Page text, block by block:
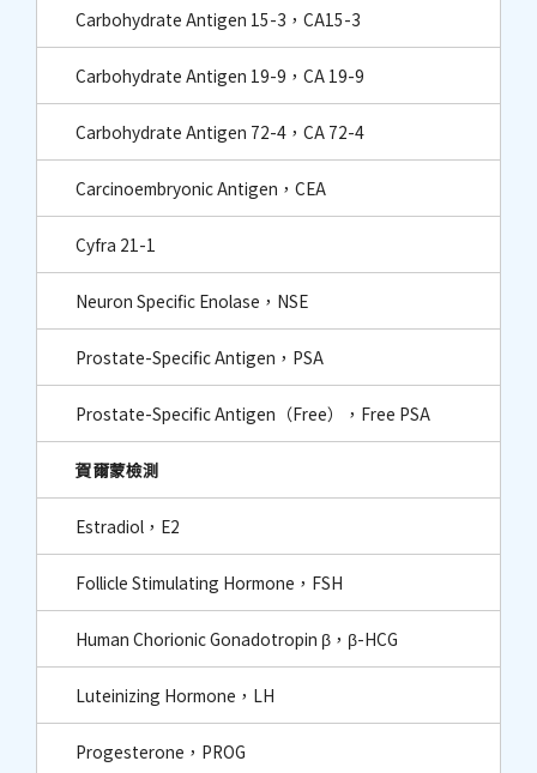
Carbohydrate Antigen 15-3，CA15-3
Carbohydrate Antigen 19-9，CA 19-9
Carbohydrate Antigen 72-4，CA 72-4
Carcinoembryonic Antigen，CEA​
Cyfra 21-1
Neuron Specific Enolase，NSE
Prostate-Specific Antigen，PSA
Prostate-Specific Antigen（Free），Free PSA
賀爾蒙檢測
Estradiol，E2
Follicle Stimulating Hormone，FSH
Human Chorionic Gonadotropin β，β-HCG
Luteinizing Hormone，LH
Progesterone，PROG